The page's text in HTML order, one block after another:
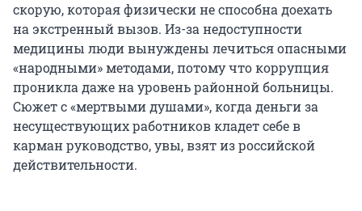
скорую, которая физически не способна доехать
на экстренный вызов. Из-за недоступности
медицины люди вынуждены лечиться опасными
«народными» методами, потому что коррупция
проникла даже на уровень районной больницы.
Сюжет с «мертвыми душами», когда деньги за
несуществующих работников кладет себе в
карман руководство, увы, взят из российской
действительности.